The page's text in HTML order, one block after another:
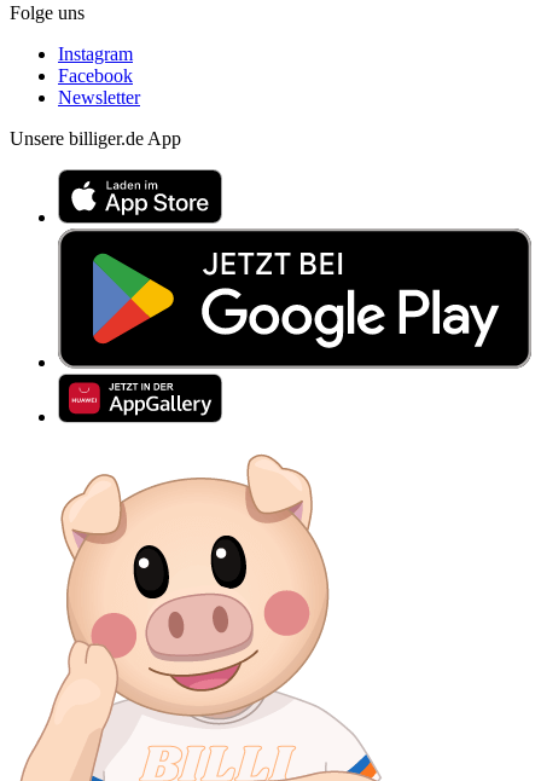
Folge uns
Instagram
Facebook
Newsletter
Unsere billiger.de App